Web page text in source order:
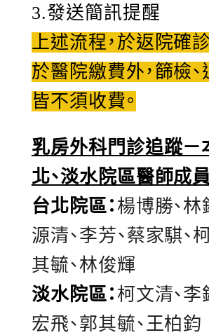
3.發送簡訊提醒
上述流程，於返院確
於醫院繳費外，篩檢
皆不須收費。
乳房外科門診追蹤－
北、淡水院區醫師成員
台北院區： 楊博勝、林
源清、李芳、蔡家騏、
其毓、林俊輝
淡水院區： 柯文清、李
宏飛、郭其毓、王柏鈞